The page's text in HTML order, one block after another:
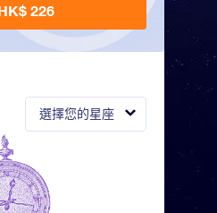
選擇您的星座
226